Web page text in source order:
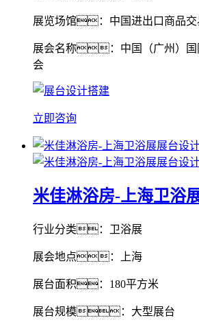
展览场馆：中国进出口商品交
展会名称：中国（广州）国
会
立即咨询
米佳淋浴房-上海卫浴
行业分类：卫浴展
展会地点：上海
展台面积：180平方米
展台规模：大型展台